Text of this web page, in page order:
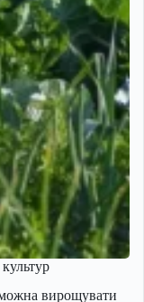
можна вирощувати